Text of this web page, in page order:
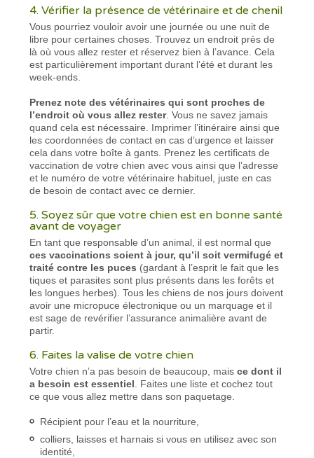
4. Vérifier la présence de vétérinaire et de chenil
Vous pourriez vouloir avoir une journée ou une nuit de
libre pour certaines choses. Trouvez un endroit près de
là où vous allez rester et réservez bien à l’avance. Cela
est particulièrement important durant l’été et durant les
week-ends.
Prenez note des vétérinaires qui sont proches de
l’endroit où vous allez rester. Vous ne savez jamais
quand cela est nécessaire. Imprimer l’itinéraire ainsi que
les coordonnées de contact en cas d’urgence et laisser
cela dans votre boîte à gants. Prenez les certificats de
vaccination de votre chien avec vous ainsi que l’adresse
et le numéro de votre vétérinaire habituel, juste en cas
de besoin de contact avec ce dernier.
5. Soyez sûr que votre chien est en bonne santé
avant de voyager
En tant que responsable d’un animal, il est normal que
ces vaccinations soient à jour, qu’il soit vermifugé et
traité contre les puces (gardant à l’esprit le fait que les
tiques et parasites sont plus présents dans les forêts et
les longues herbes). Tous les chiens de nos jours doivent
avoir une micropuce électronique ou un marquage et il
est sage de revérifier l’assurance animalière avant de
partir.
6. Faites la valise de votre chien
Votre chien n’a pas besoin de beaucoup, maisce dont il
a besoin est essentiel . Faites une liste et cochez tout
ce que vous allez mettre dans son paquetage.
Récipient pour l’eau et la nourriture,
colliers, laisses et harnais si vous en utilisez avec son
identité,